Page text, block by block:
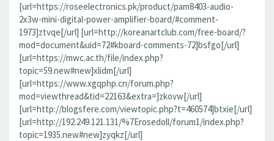
[url=https://roseelectronics.pk/product/pam8403-audio-
2x3w-mini-digital-power-amplifier-board/#comment-
1973]ztvqe[/url] [url=http://koreanartclub.com/free-board/?
mod=document&uid=72#kboard-comments-72]bsfgo[/url]
[url=https://mwc.ac.th/file/index.php?
topic=59.new#new]xlidm[/url]
[url=https://www.xgqphp.cn/forum.php?
mod=viewthread&tid=22163&extra=]zkovw[/url]
[url=http://blogsfere.com/viewtopic.php?t=460574]btxie[/url]
[url=http://192.249.121.131/%7Erosedoll/forum1/index.php?
topic=1935.new#new]zyqkz[/url]